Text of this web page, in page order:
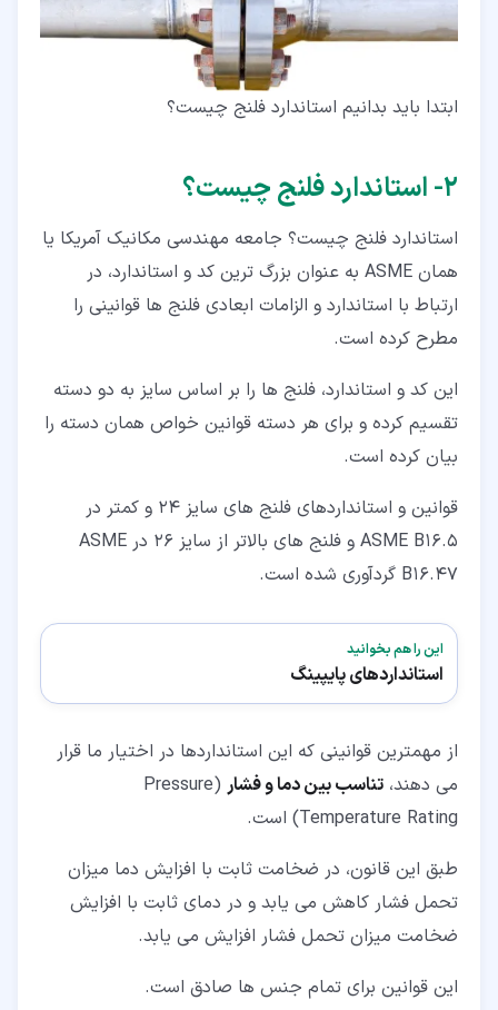
ابتدا باید بدانیم استاندارد فلنج چیست؟
۲‏- استاندارد فلنج چیست؟
استاندارد فلنج چیست؟ جامعه مهندسی مکانیک آمریکا یا
همان ASME به عنوان بزرگ ترین کد و استاندارد، در
ارتباط با استاندارد و الزامات ابعادی فلنج ها قوانینی را
مطرح کرده است.
این کد و استاندارد، فلنج ها را بر اساس سایز به دو دسته
تقسیم کرده و برای هر دسته قوانین خواص همان دسته را
بیان کرده است.
قوانین و استانداردهای فلنج های سایز 24 و کمتر در
ASME B16.5 و فلنج های بالاتر از سایز 26 در ASME
B16.47 گردآوری شده است.
این را هم بخوانید
استانداردهای پایپینگ
از مهمترین قوانینی که این استانداردها در اختیار ما قرار
می دهند، تناسب بین دما و فشار
(Pressure
Temperature Rating) است.
طبق این قانون، در ضخامت ثابت با افزایش دما میزان
تحمل فشار کاهش می یابد و در دمای ثابت با افزایش
ضخامت میزان تحمل فشار افزایش می یابد.
این قوانین برای تمام جنس ها صادق است.